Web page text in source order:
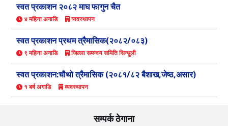
स्वत प्रकाशन २०८२ माघ फागुन चैत
४ महिना अगाडि व्यवस्थापन
स्वत प्रकाशन प्रथम त्रैमासिक(२०८२/०८३)
९ महिना अगाडि जिल्ला समन्वय समिति सिन्धुली
स्वत प्रकाशन:चौथो त्रैमासिक (२०८१/८२ बैशाख,जेष्ठ,असार)
१ बर्ष अगाडि व्यवस्थापन
सम्पर्क ठेगाना